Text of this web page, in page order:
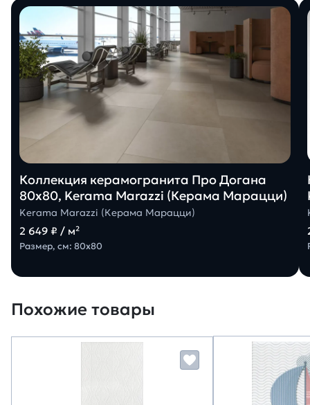
Коллекция керамогранита Про Догана
80х80, Kerama Marazzi (Керама Марацци)
Kerama Marazzi (Керама Марацци)
2 649 ₽ / м²
Размер, см: 80х80
Похожие товары